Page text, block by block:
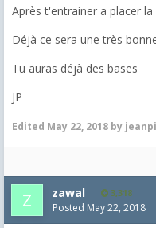
Après t'entrainer a placer
Déjà ce sera une très
Tu auras déjà des bases
JP
Edited May 22, 2018 by
zawal 3,318
Posted May 22, 2018